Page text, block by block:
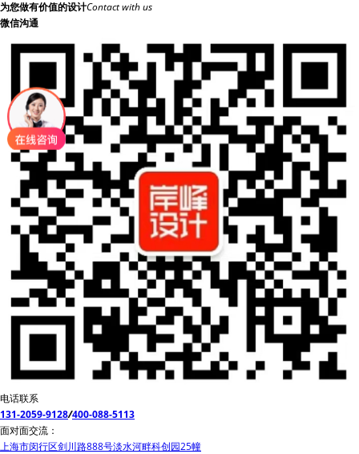
为您做有价值的设计Contact with us
微信沟通
电话联系
131-2059-9128/400-088-5113
面对面交流：
上海市闵行区剑川路888号淡水河畔科创园25幢